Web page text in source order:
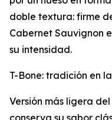
doble textura: firme
Cabernet Sauvignon
su intensidad.
T-Bone: tradición en
Versión más ligera